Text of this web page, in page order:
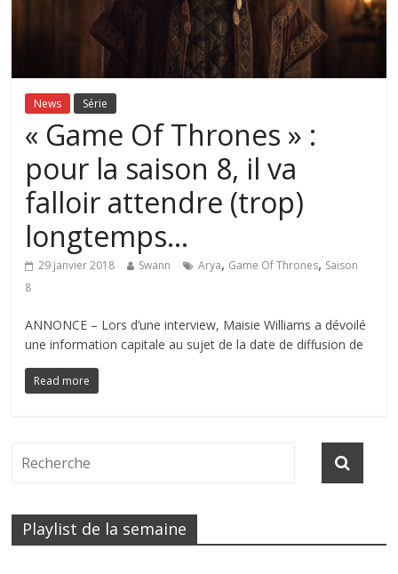
News Série
« Game Of Thrones » :
pour la saison 8, il va
falloir attendre (trop)
longtemps…
29 janvier 2018 Swann Arya, Game Of Thrones, Saison
8
ANNONCE – Lors d’une interview, Maisie Williams a dévoilé
une information capitale au sujet de la date de diffusion de
Read more
Playlist de la semaine